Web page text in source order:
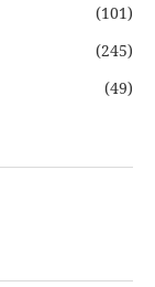
(101)
(245)
(49)